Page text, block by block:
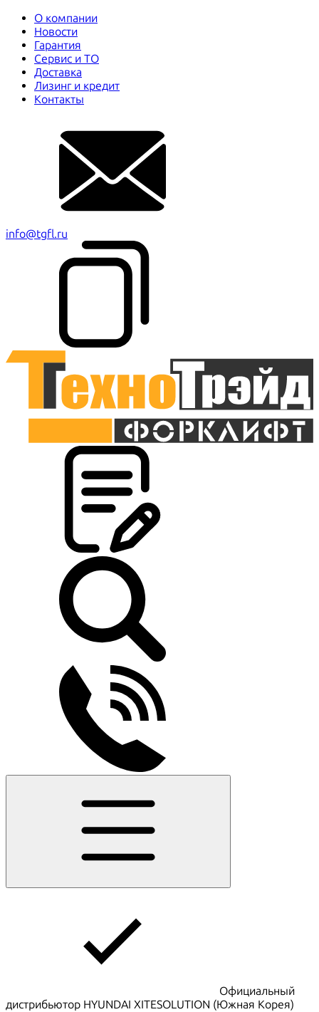
О компании
Новости
Гарантия
Сервис и ТО
Доставка
Лизинг и кредит
Контакты
info@tgfl.ru
Официальный
дистрибьютор HYUNDAI XITESOLUTION (Южная Корея)